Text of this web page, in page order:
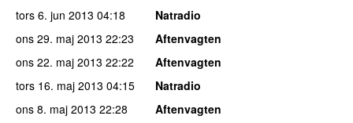
tors 6. jun 2013 04:18
Natradio
ons 29. maj 2013 22:23
Aftenvagten
ons 22. maj 2013 22:22
Aftenvagten
tors 16. maj 2013 04:15
Natradio
ons 8. maj 2013 22:28
Aftenvagten